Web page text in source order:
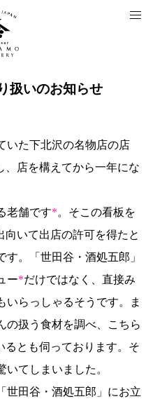
扱いのお知らせ
いた下北沢の名物店の店
、店を構えてから一年にな
老舗です*。そこの看板を
向いて出店の許可を得たと
。「世田谷・酒処五郎」
ー*だけではなく、直接み
いらっしゃるそうです。ま
の扱う食材を調べ、こちら
るとも伺っております。そ
てしまいました。
世田谷・酒処五郎」にお立